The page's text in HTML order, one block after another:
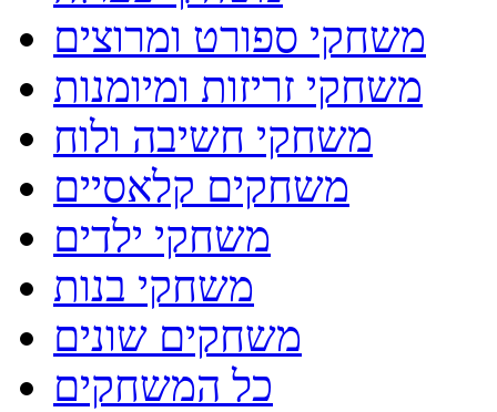
משחקי ספורט ומרוצים
משחקי זריזות ומיומנות
משחקי חשיבה ולוח
משחקים קלאסיים
משחקי ילדים
משחקי בנות
משחקים שונים
כל המשחקים